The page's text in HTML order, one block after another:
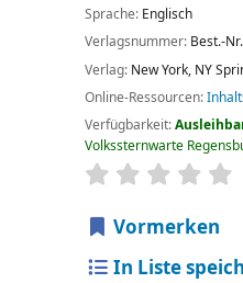
Sprache: Englisch
Verlagsnummer: Best.-
Verlag: New York, NY
Online-Ressourcen:
Verfügbarkeit:
Volkssternwarte
Sternchenbewertung
Vormerken
In Liste